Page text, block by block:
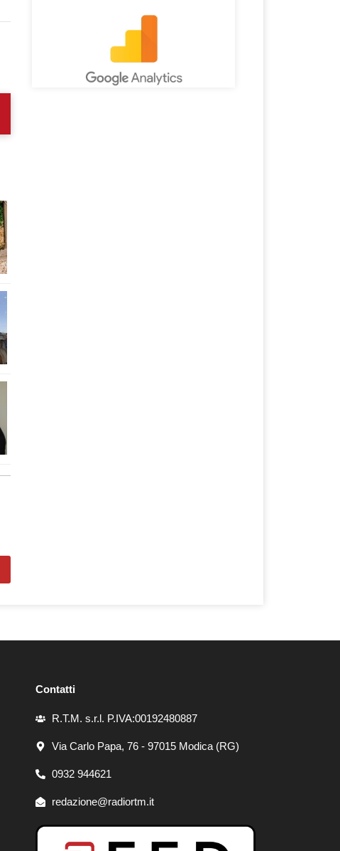
Contatti
R.T.M. s.r.l. P.IVA:00192480887
Via Carlo Papa, 76 - 97015 Modica (RG)
0932 944621
redazione@radiortm.it